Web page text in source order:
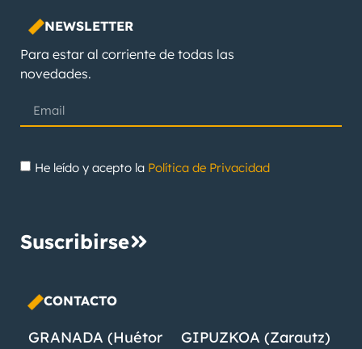
NEWSLETTER
Para estar al corriente de todas las
novedades.
He leído y acepto la Política de Privacidad
Suscribirse
CONTACTO
GRANADA (Huétor
GIPUZKOA (Zarautz)